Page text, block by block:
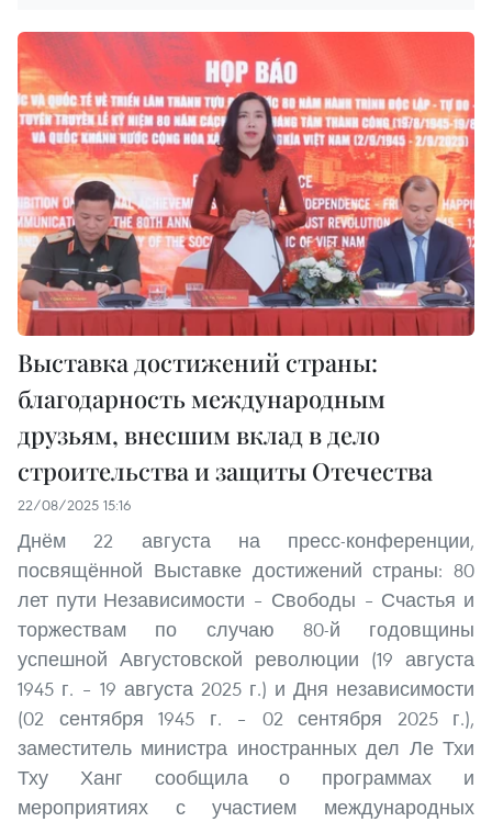
Выставка достижений страны:
благодарность международным
друзьям, внесшим вклад в дело
строительства и защиты Отечества
22/08/2025 15:16
Днём 22 августа на пресс-конференции,
посвящённой Выставке достижений страны: 80
лет пути Независимости – Свободы – Счастья и
торжествам по случаю 80-й годовщины
успешной Августовской революции (19 августа
1945 г. – 19 августа 2025 г.) и Дня независимости
(02 сентября 1945 г. – 02 сентября 2025 г.),
заместитель министра иностранных дел Ле Тхи
Тху Ханг сообщила о программах и
мероприятиях с участием международных